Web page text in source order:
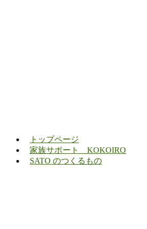
トップページ
家族サポート KOKOIRO
SATO のつくるもの